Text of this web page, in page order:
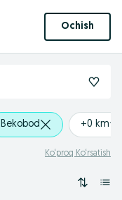
Ochish
Bekobod +0 km
Ko‘proq Ko‘rsatish